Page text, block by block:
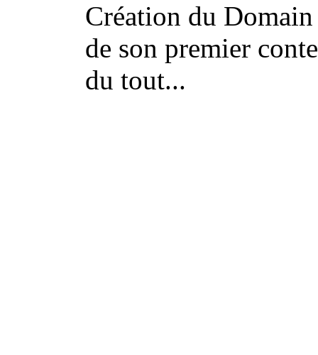
Création du
de son premier
du tout...